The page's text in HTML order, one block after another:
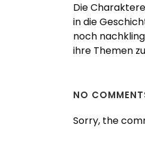
Die
in die
noch
ihre Themen
NO
Sorry, the